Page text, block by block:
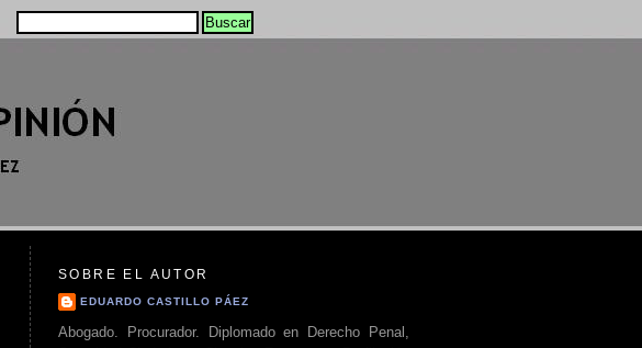
SOBRE EL AUTOR
EDUARDO CASTILLO PÁEZ
Abogado. Procurador. Diplomado en Derecho Penal,